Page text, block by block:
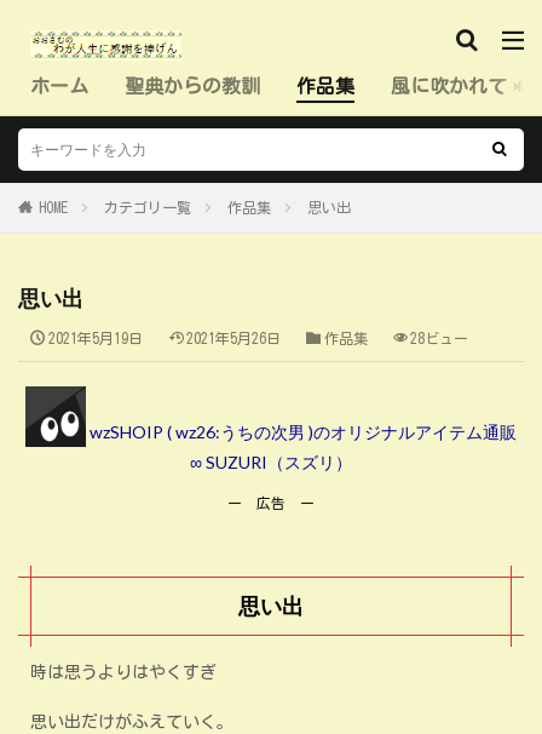
ホーム 聖典からの教訓 作品集 風に吹かれて（
HOME カテゴリ一覧 作品集 思い出
思い出
2021年5月19日 2021年5月26日 作品集 28ビュー
wzSHOIP ( wz26:うちの次男 )のオリジナルアイテム通販
∞ SUZURI（スズリ）
ー 広告 ー
思い出
時は思うよりはやくすぎ
思い出だけがふえていく。